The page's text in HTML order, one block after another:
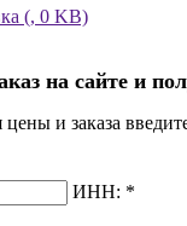
(, 0 KB)
на сайте и
и заказа
ИНН: *